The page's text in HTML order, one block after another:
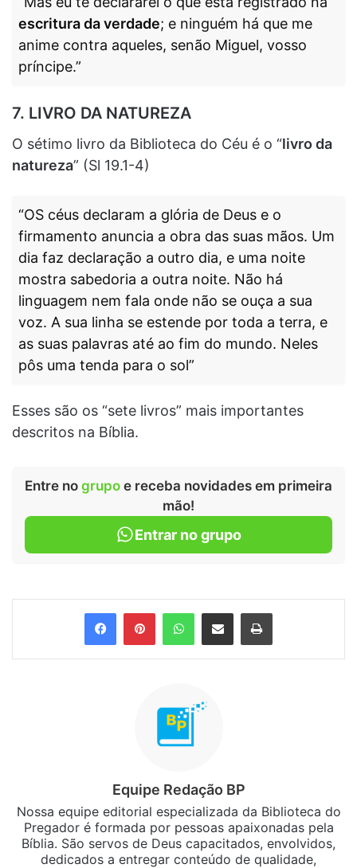
escritura da verdade; e ninguém há que me
anime contra aqueles, senão Miguel, vosso
príncipe.”
7. LIVRO DA NATUREZA
O sétimo livro da Biblioteca do Céu é o “livro da
natureza” (Sl 19.1-4)
“OS céus declaram a glória de Deus e o
firmamento anuncia a obra das suas mãos. Um
dia faz declaração a outro dia, e uma noite
mostra sabedoria a outra noite. Não há
linguagem nem fala onde não se ouça a sua
voz. A sua linha se estende por toda a terra, e
as suas palavras até ao fim do mundo. Neles
pôs uma tenda para o sol”
Esses são os “sete livros” mais importantes
descritos na Bíblia.
Entre no grupo e receba novidades em primeira
mão!
Entrar no grupo
FacebookPinterestWhatsApp
Compartilhar via e-mail Imprimir
Equipe Redação BP
Nossa equipe editorial especializada da Biblioteca do
Pregador é formada por pessoas apaixonadas pela
Bíblia. São servos de Deus capacitados, envolvidos,
dedicados a entregar conteúdo de qualidade,